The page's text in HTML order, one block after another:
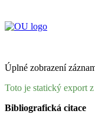
Úplné zobrazení
Toto je statický export
Bibliografická citace